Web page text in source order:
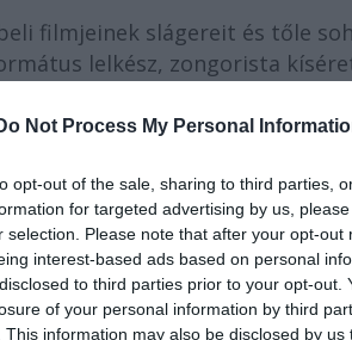
Not Process My Personal
opt-out of the sale, sharing to third parties,
for targeted advertising by us,
selection. Please note that after your opt-out
interest-based ads based on personal
to third parties prior to your opt-out.
of your personal information by third
This information may also be disclosed by
filmjeinek slágereit és tőle
lelkész, zongorista
rögzítetteNagymáthé Huba,
hozzá New Jersey
az MTI-hez csütörtökön